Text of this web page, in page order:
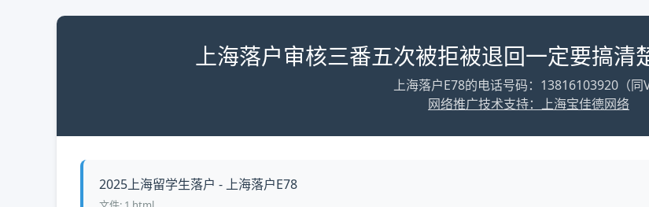
上海落户审核三番五次被拒被退回一定要搞清
上海落户E78的电话号码：13816103920（同V
网络推广技术支持：上海宝佳德网络
2025上海留学生落户 - 上海落户E78